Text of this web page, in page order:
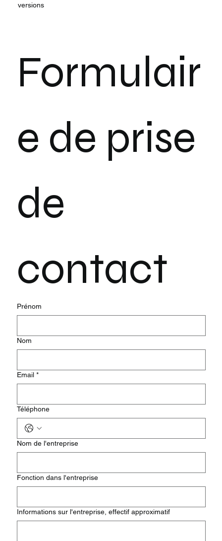
versions
Formulair
e de prise
de
contact
Prénom
Nom
Email *
Téléphone
Nom de l'entreprise
Fonction dans l'entreprise
Informations sur l'entreprise, effectif approximatif